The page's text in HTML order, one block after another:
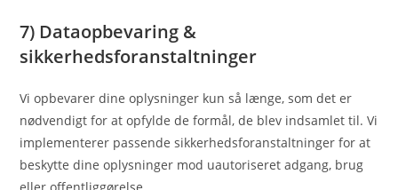
7) Dataopbevaring &
sikkerhedsforanstaltninger
Vi opbevarer dine oplysninger kun så længe, som det er
nødvendigt for at opfylde de formål, de blev indsamlet til. Vi
implementerer passende sikkerhedsforanstaltninger for at
beskytte dine oplysninger mod uautoriseret adgang, brug